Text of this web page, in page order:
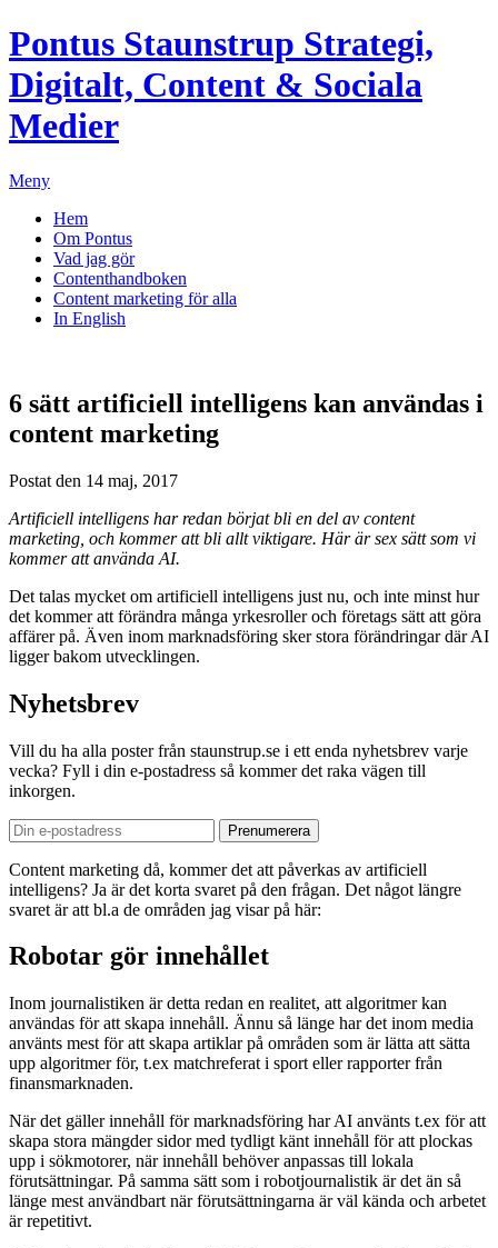
Pontus Staunstrup Strategi,
Digitalt, Content & Sociala
Medier
Meny
Hem
Om Pontus
Vad jag gör
Contenthandboken
Content marketing för alla
In English
6 sätt artificiell intelligens kan användas i
content marketing
Postat den 14 maj, 2017
Artificiell intelligens har redan börjat bli en del av content
marketing, och kommer att bli allt viktigare. Här är sex sätt som vi
kommer att använda AI.
Det talas mycket om artificiell intelligens just nu, och inte minst hur
det kommer att förändra många yrkesroller och företags sätt att göra
affärer på. Även inom marknadsföring sker stora förändringar där AI
ligger bakom utvecklingen.
Nyhetsbrev
Vill du ha alla poster från staunstrup.se i ett enda nyhetsbrev varje
vecka? Fyll i din e-postadress så kommer det raka vägen till
inkorgen.
Content marketing då, kommer det att påverkas av artificiell
intelligens? Ja är det korta svaret på den frågan. Det något längre
svaret är att bl.a de områden jag visar på här:
Robotar gör innehållet
Inom journalistiken är detta redan en realitet, att algoritmer kan
användas för att skapa innehåll. Ännu så länge har det inom media
använts mest för att skapa artiklar på områden som är lätta att sätta
upp algoritmer för, t.ex matchreferat i sport eller rapporter från
finansmarknaden.
När det gäller innehåll för marknadsföring har AI använts t.ex för att
skapa stora mängder sidor med tydligt känt innehåll för att plockas
upp i sökmotorer, när innehåll behöver anpassas till lokala
förutsättningar. På samma sätt som i robotjournalistik är det än så
länge mest användbart när förutsättningarna är väl kända och arbetet
är repetitivt.